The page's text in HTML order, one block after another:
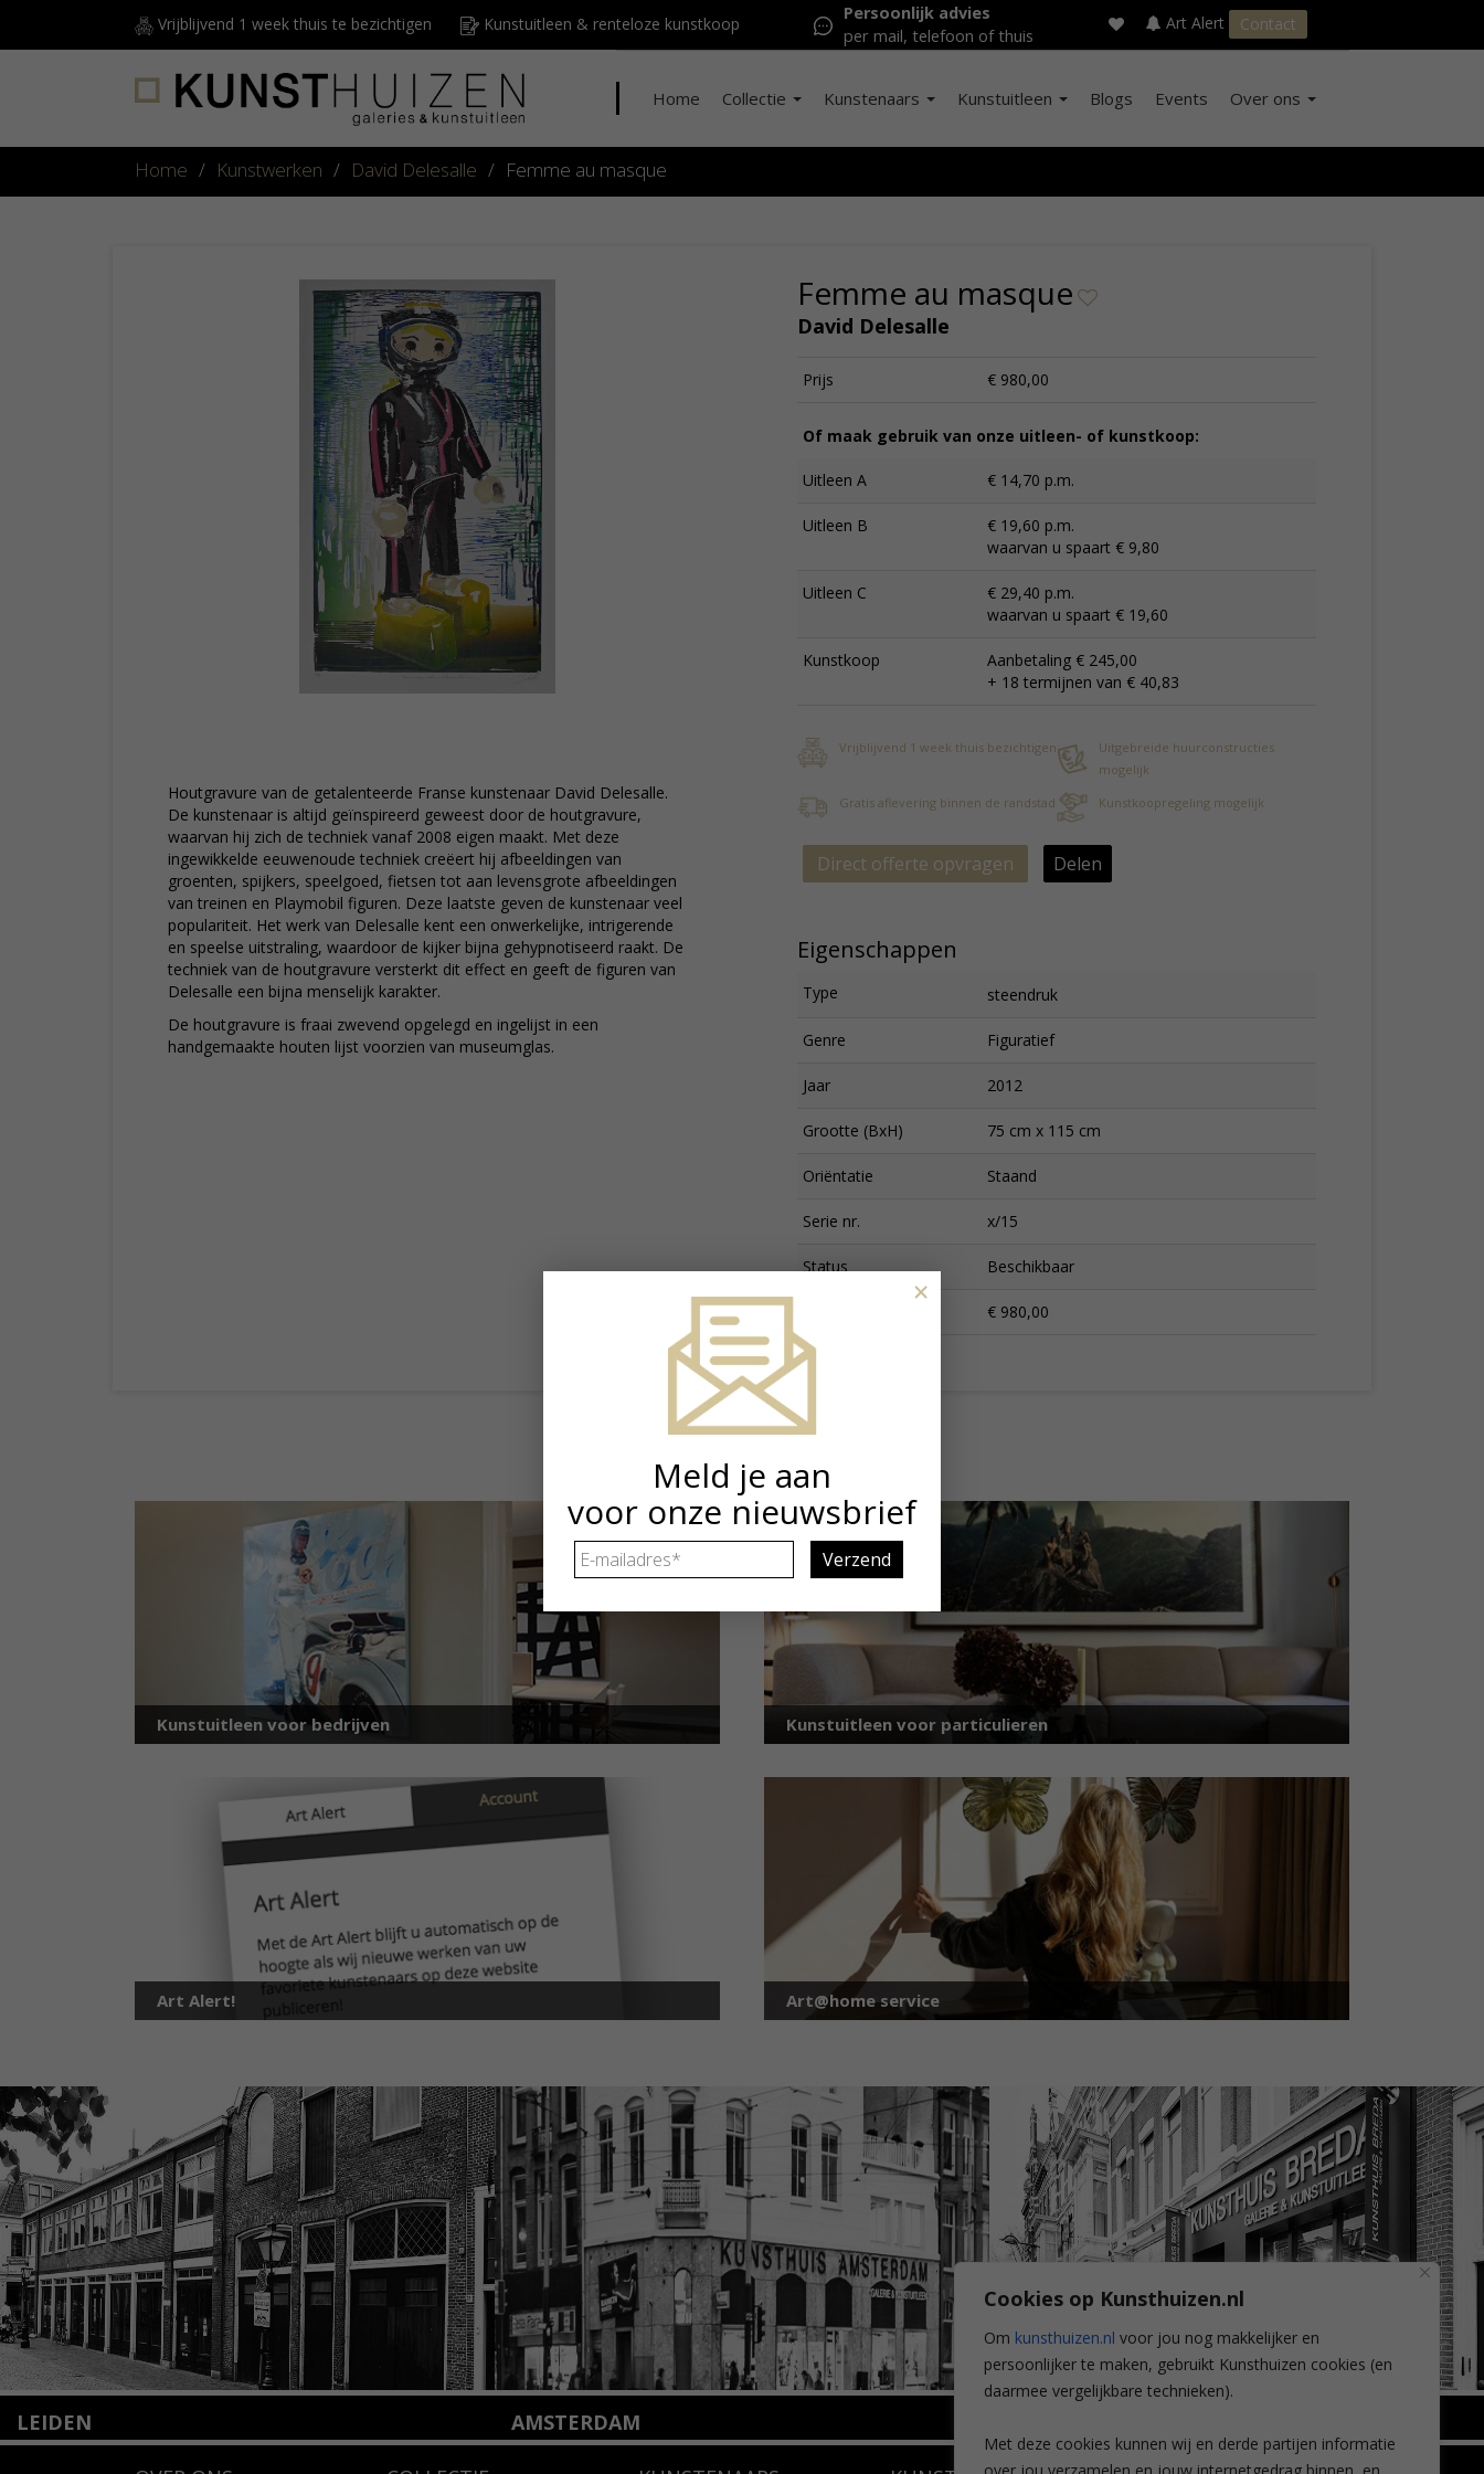
Cookies op Kunsthuizen.nl
Om kunsthuizen.nl voor jou nog makkelijker en
persoonlijker te maken, gebruikt Kunsthuizen cookies (en
daarmee vergelijkbare technieken).
Met deze cookies kunnen wij en derde partijen informatie
Vrijblijvend 1 week thuis te bezichtigen Kunstuitleen & renteloze kunstkoop
Persoonlijk advies
per mail, telefoon of thuis
Art Alert Contact
Home Collectie Kunstenaars Kunstuitleen Blogs Events Over ons
Home / Kunstwerken / David Delesalle / Femme au masque
Houtgravure van de getalenteerde Franse kunstenaar David Delesalle.
De kunstenaar is altijd geïnspireerd geweest door de houtgravure,
waarvan hij zich de techniek vanaf 2008 eigen maakt. Met deze
ingewikkelde eeuwenoude techniek creëert hij afbeeldingen van
groenten, spijkers, speelgoed, fietsen tot aan levensgrote afbeeldingen
van treinen en Playmobil figuren. Deze laatste geven de kunstenaar veel
populariteit. Het werk van Delesalle kent een onwerkelijke, intrigerende
en speelse uitstraling, waardoor de kijker bijna gehypnotiseerd raakt. De
techniek van de houtgravure versterkt dit effect en geeft de figuren van
Delesalle een bijna menselijk karakter.
De houtgravure is fraai zwevend opgelegd en ingelijst in een
handgemaakte houten lijst voorzien van museumglas.
Femme au masque
David Delesalle
Prijs € 980,00
Of maak gebruik van onze uitleen- of kunstkoop:
Uitleen A € 14,70 p.m.
Uitleen B
€ 19,60 p.m.
waarvan u spaart € 9,80
Uitleen C
€ 29,40 p.m.
waarvan u spaart € 19,60
Kunstkoop
Aanbetaling € 245,00
+ 18 termijnen van € 40,83
Vrijblijvend 1 week thuis bezichtigen
Uitgebreide huurconstructies
mogelijk
Gratis aflevering binnen de randstad
Kunstkoopregeling mogelijk
Direct offerte opvragen Delen
Eigenschappen
Type steendruk
Genre Figuratief
Jaar 2012
Grootte (BxH) 75 cm x 115 cm
Oriëntatie Staand
Serie nr. x/15
Status Beschikbaar
€ 980,00
Kunstuitleen voor bedrijven Kunstuitleen voor particulieren
Art Alert! Art@home service
LEIDEN AMSTERDAM
Wilhelminastraat 11
Meld je aan
voor onze nieuwsbrief
E-
mailadres *
×